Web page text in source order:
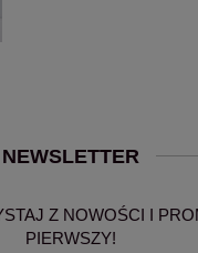
NEWSLETTER
Z NOWOŚCI I
PIERWSZY!